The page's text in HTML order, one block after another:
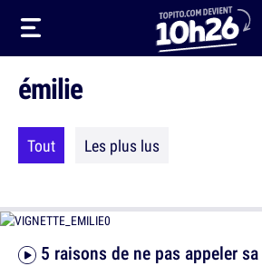
émilie
Tout Les plus lus
5 raisons de ne pas appeler